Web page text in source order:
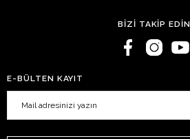
BİZİ TAKİP EDİN
E-BÜLTEN KAYIT